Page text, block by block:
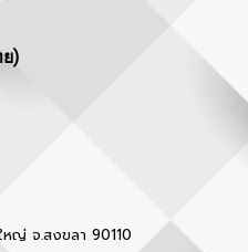
)
ญ่ จ.สงขลา 90110